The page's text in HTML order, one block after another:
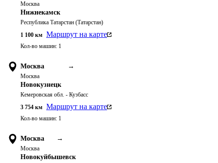
Москва
Нижнекамск
Республика Татарстан (Татарстан)
1 100 км Маршрут на карте
Кол-во машин: 1
Москва →
Москва
Новокузнецк
Кемеровская обл. - Кузбасс
3 754 км Маршрут на карте
Кол-во машин: 1
Москва →
Москва
Новокуйбышевск